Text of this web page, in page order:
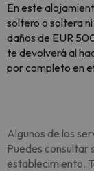
En este
soltero o soltera
daños de EUR
te devolverá al
por completo en
Algunos de los
Puedes consultar
establecimiento.